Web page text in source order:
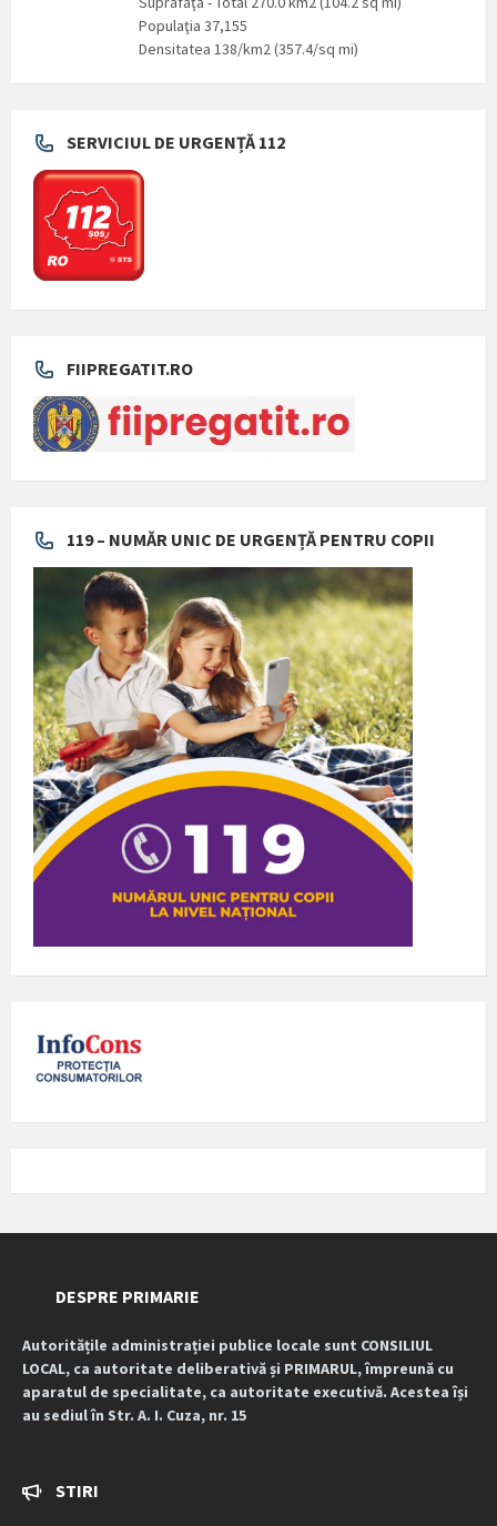
Populaţia 37,155
Densitatea 138/km2 (357.4/sq mi)
SERVICIUL DE URGENȚĂ 112
FIIPREGATIT.RO
119 – NUMĂR UNIC DE URGENȚĂ PENTRU COPII
DESPRE PRIMARIE
Autoritățile administrației publice locale sunt CONSILIUL
LOCAL, ca autoritate deliberativă și PRIMARUL, împreună cu
aparatul de specialitate, ca autoritate executivă. Acestea își
au sediul în Str. A. I. Cuza, nr. 15
STIRI